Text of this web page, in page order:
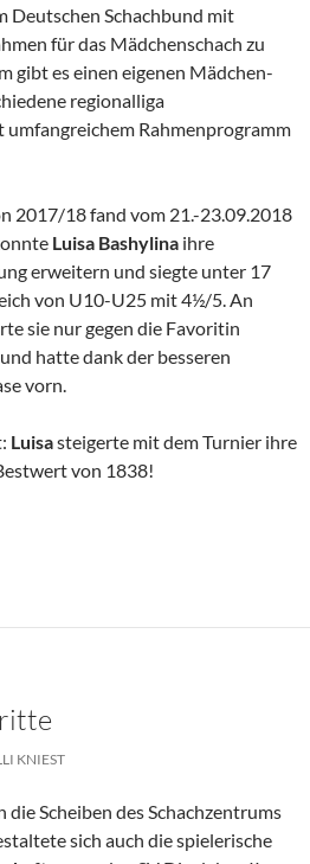
Deutschen Schachbund mit
für das Mädchenschach zu
gibt es einen eigenen Mädchen-
regionalliga
Rahmenprogramm
2017/18 fand vom 21.-23.09.2018
Luisa Bashylina ihre
erweitern und siegte unter 17
von U10-U25 mit 4½/5. An
sie nur gegen die Favoritin
hatte dank der besseren
vorn.
Luisasteigerte mit dem Turnier ihre
von 1838!
KNIEST
Scheiben des Schachzentrums
sich auch die spielerische